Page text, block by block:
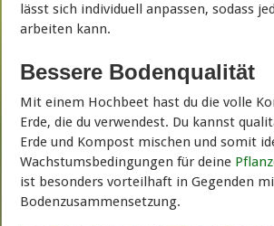
lässt sich individuell anpassen, sodass
arbeiten kann.
Bessere Bodenqualität
Mit einem Hochbeet hast du die volle
Erde, die du verwendest. Du kannst
Erde und Kompost mischen und somit
Wachstumsbedingungen für deine
ist besonders vorteilhaft in Gegenden
Bodenzusammensetzung.